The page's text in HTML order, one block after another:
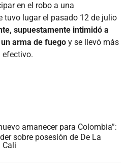
en el robo a una
tuvo lugar el pasado 12 de julio
supuestamente intimidó a
arma de fuego y se llevó más
efectivo.
amanecer para Colombia”:
sobre posesión de De La
Cali